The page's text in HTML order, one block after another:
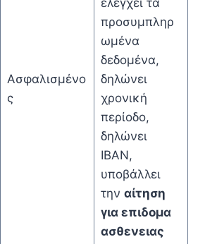
Ασφαλισμένο
ς
προσυμπληρ
ωμένα
δεδομένα,
δηλώνει
χρονική
περίοδο,
δηλώνει
IBAN,
υποβάλλει
την αίτηση
για επιδομα
ασθενειας